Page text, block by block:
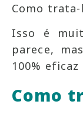
Como trata-
Isso é
parece,
100%
Como